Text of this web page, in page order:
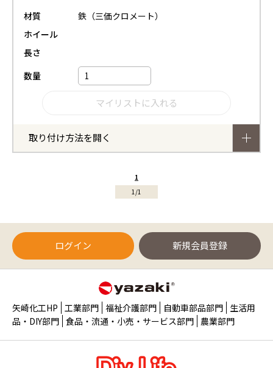
材質
鉄（三価クロメート）
ホイール
長さ
数量
取り付け方法を開く
1/1
1
ログイン 新規会員登録
矢崎化工HP 工業部門 福祉介護部門 自動車部品部門 生活用
品・DIY部門 食品・流通・小売・サービス部門 農業部門